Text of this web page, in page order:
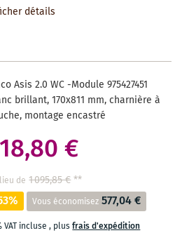
SOUHAITS
détails
Asis 2.0 WC -Module 975427451
brillant, 170x811 mm, charnière à
montage encastré
€
de 1 095,85 €**
Vous économisez 577,04 €
VAT incluse, plusfrais d'expédition